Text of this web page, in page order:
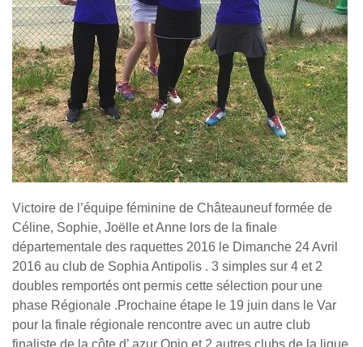
Victoire de l’équipe féminine de Châteauneuf formée de
Céline, Sophie, Joëlle et Anne lors de la finale
départementale des raquettes 2016 le Dimanche 24 Avril
2016 au club de Sophia Antipolis . 3 simples sur 4 et 2
doubles remportés ont permis cette sélection pour une
phase Régionale .Prochaine étape le 19 juin dans le Var
pour la finale régionale rencontre avec un autre club
finaliste de la côte d’ azur Opio et 2 autres clubs de la ligue